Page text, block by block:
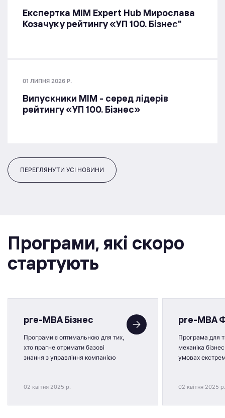
Експертка MIM Expert Hub Мирослава
Козачук у рейтингу «УП 100. Бізнес"
01 ЛИПНЯ 2026 Р.
Випускники МІМ - серед лідерів
рейтингу «УП 100. Бізнес»
ПЕРЕГЛЯНУТИ УСІ НОВИНИ
Програми, якi скоро
стартують
pre-MBA Бізнес
Програми є оптимальною для тих,
хто прагне отримати базові
знання з управління компанією
02 квітня 2025 р.
pre-MBA
Програма для
механіка
умовах
02 квітня 2025 р.